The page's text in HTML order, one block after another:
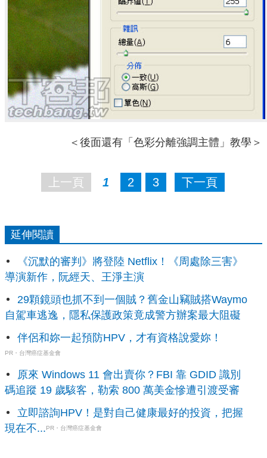
＜後面還有「色彩分離強調主體」教學＞
上一頁 1 2 3 下一頁
延伸閱讀
《沉默的審判》將登陸 Netflix！《周處除三害》
導演新作，阮經天、王淨主演
29顆鏡頭也抓不到一個賊？舊金山竊賊搭Waymo
自駕車逃逸，隱私保護政策竟成警方辦案最大阻礙
伴侶和妳一起預防HPV，才有資格說愛妳！
PR・台灣癌症基金會
原來 Windows 11 會出賣你？FBI 靠 GDID 識別
碼追蹤 19 歲駭客，勒索 800 萬美金慘遭引渡受審
立即諮詢HPV！是對自己健康最好的投資，把握
現在不...PR・台灣癌症基金會